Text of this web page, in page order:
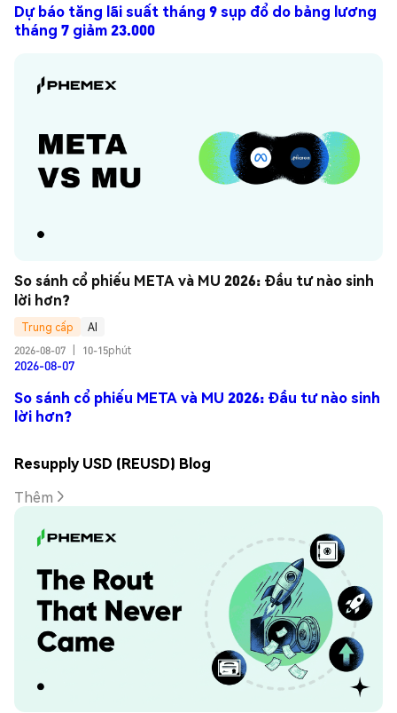
Dự báo tăng lãi suất tháng 9 sụp đổ do bảng lương
tháng 7 giảm 23.000
So sánh cổ phiếu META và MU 2026: Đầu tư nào sinh
lời hơn?
Trung cấp
AI
2026-08-07
10-15phút
2026-08-07
So sánh cổ phiếu META và MU 2026: Đầu tư nào sinh
lời hơn?
Resupply USD (REUSD) Blog
Thêm